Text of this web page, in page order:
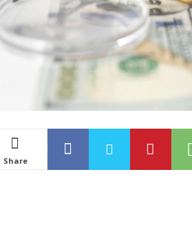
Share